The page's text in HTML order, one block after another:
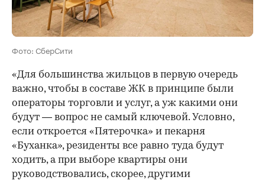
Фото: СберСити
«Для большинства жильцов в первую очередь
важно, чтобы в составе ЖК в принципе были
операторы торговли и услуг, а уж какими они
будут — вопрос не самый ключевой. Условно,
если откроется «Пятерочка» и пекарня
«Буханка», резиденты все равно туда будут
ходить, а при выборе квартиры они
руководствовались, скорее, другими